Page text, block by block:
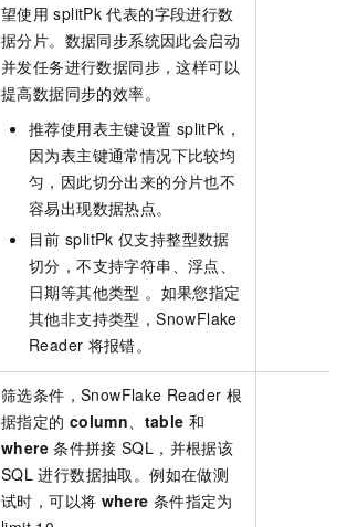
望使用 splitPk 代表的字段进行数
据分片。数据同步系统因此会启动
并发任务进行数据同步，这样可以
提高数据同步的效率。
推荐使用表主键设置 splitPk，
因为表主键通常情况下比较均
匀，因此切分出来的分片也不
容易出现数据热点。
目前 splitPk 仅支持整型数据
切分，不支持字符串、浮点、
日期等其他类型 。如果您指定
其他非支持类型，SnowFlake
Reader 将报错。
筛选条件，SnowFlake Reader 根
据指定的 column、 table 和
where 条件拼接 SQL，并根据该
SQL 进行数据抽取。例如在做测
试时，可以将 where 条件指定为